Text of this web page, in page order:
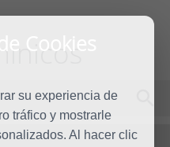
Cookies
su experiencia de
tráfico y mostrarle
Al hacer clic